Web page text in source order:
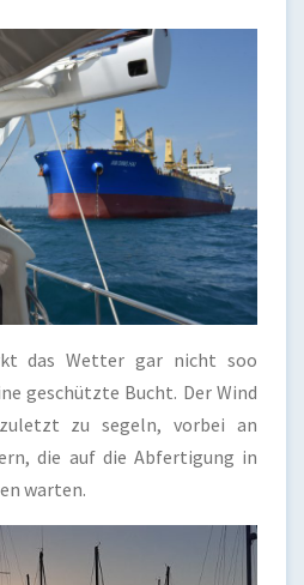
das Wetter gar nicht soo
geschützte Bucht. Der Wind
zu segeln, vorbei an
die auf die Abfertigung in
warten.